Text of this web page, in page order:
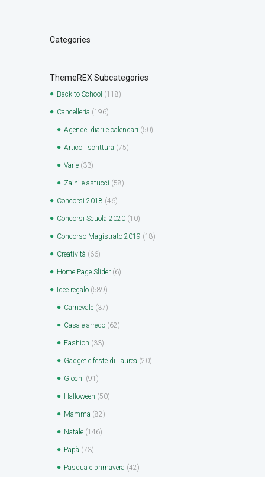
Categories
ThemeREX Subcategories
Back to School (118)
Cancelleria (196)
Agende, diari e calendari (50)
Articoli scrittura (75)
Varie (33)
Zaini e astucci (58)
Concorsi 2018 (46)
Concorsi Scuola 2020 (10)
Concorso Magistrato 2019 (18)
Creatività (66)
Home Page Slider (6)
Idee regalo (589)
Carnevale (37)
Casa e arredo (62)
Fashion (33)
Gadget e feste di Laurea (20)
Giochi (91)
Halloween (50)
Mamma (82)
Natale (146)
Papà (73)
Pasqua e primavera (42)